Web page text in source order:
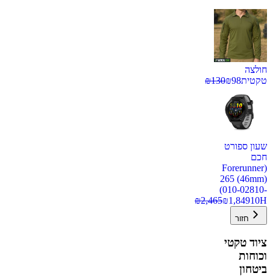
חולצה
טקטית
₪98
₪130
שעון ספורט
חכם
(Forerunner
265 (46mm)
(010-02810-
10H
₪1,849
₪2,465
חזור
ציוד טקטי
וכוחות
ביטחון